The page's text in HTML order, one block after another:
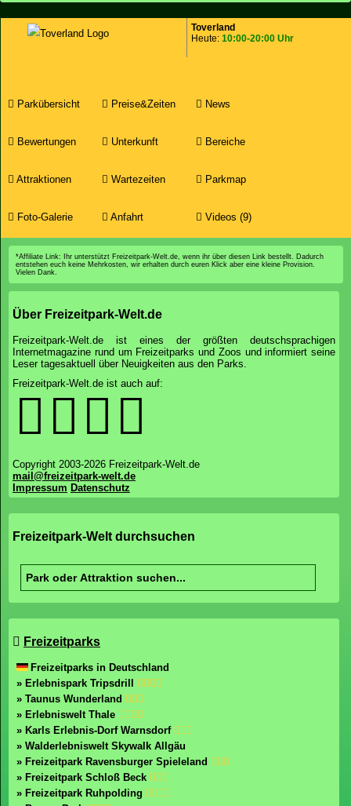
Toverland
Heute: 10:00-20:00 Uhr
Parkübersicht Preise&Zeiten News
Bewertungen Unterkunft Bereiche
Attraktionen Wartezeiten Parkmap
Foto-Galerie Anfahrt Videos (9)
*Affiliate Link: Ihr unterstützt Freizeitpark-Welt.de, wenn ihr über diesen Link bestellt. Dadurch
entstehen euch keine Mehrkosten, wir erhalten durch euren Klick aber eine kleine Provision.
Vielen Dank.
Über Freizeitpark-Welt.de
Freizeitpark-Welt.de ist eines der größten deutschsprachigen
Internetmagazine rund um Freizeitparks und Zoos und informiert seine
Leser tagesaktuell über Neuigkeiten aus den Parks.
Freizeitpark-Welt.de ist auch auf:
Copyright 2003-2026 Freizeitpark-Welt.de
mail@freizeitpark-welt.de
Impressum Datenschutz
Freizeitpark-Welt durchsuchen
Freizeitparks
Freizeitparks in Deutschland
» Erlebnispark Tripsdrill
» Taunus Wunderland
» Erlebniswelt Thale
» Karls Erlebnis-Dorf Warnsdorf
» Walderlebniswelt Skywalk Allgäu
» Freizeitpark Ravensburger Spieleland
» Freizeitpark Schloß Beck
» Freizeitpark Ruhpolding